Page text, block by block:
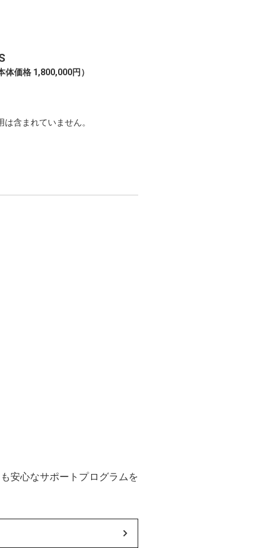
体価格 1,800,000円）
含まれていません。
安心なサポートプログラムを